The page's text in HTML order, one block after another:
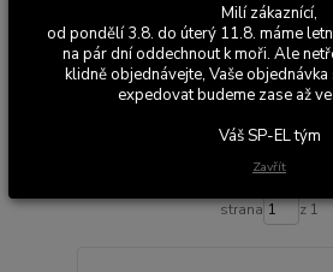
Upřesnit
Zobrazuji 1-2 z 2
strana z 1
Milí zákaznící,
od pondělí 3.8. do úterý 11.8. máme
na pár dní oddechnout k moři. Ale
klidně objednávejte, Vaše
expedovat budeme zase až
Váš SP-EL tým
Zavřít